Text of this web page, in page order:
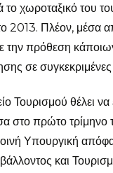
το χωροταξικό του
2013. Πλέον, μέσα
την πρόθεση
σε συγκεκριμένες
Τουρισμού θέλει να
στο πρώτο
Υπουργική
και